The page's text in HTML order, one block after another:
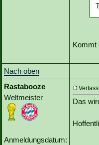
Kommt
Nach oben
Rastabooze
Weltmeister
Anmeldungsdatum:
Das